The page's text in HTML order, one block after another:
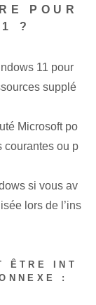
POUR
?
11 pour
supplé
Microsoft po
courantes ou p
si vous av
lors de l’ins
ÊTRE INT
: